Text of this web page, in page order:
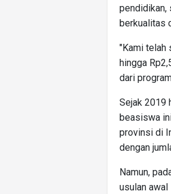
pendidikan,
berkualitas
"Kami telah
hingga
dari
Sejak 2019
beasiswa
provinsi di
dengan
Namun,
usulan